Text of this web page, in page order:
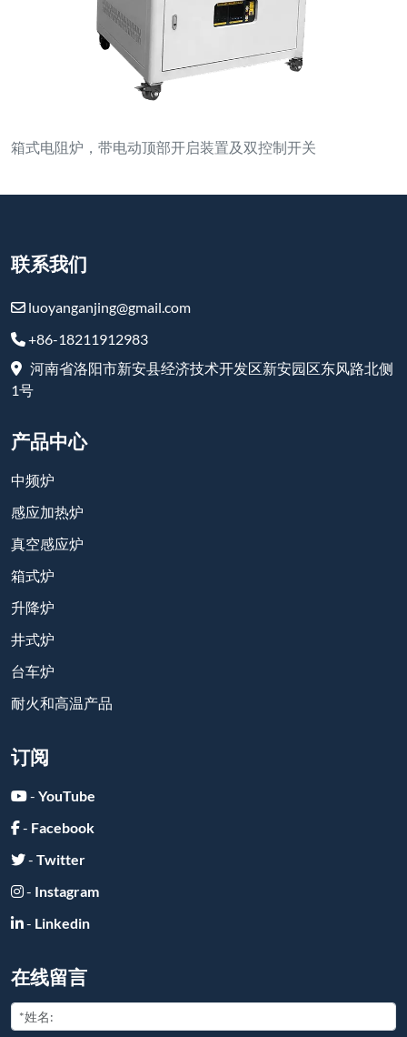
箱式电阻炉，带电动顶部开启装置及双控制开关
联系我们
luoyanganjing@gmail.com
+86-18211912983
河南省洛阳市新安县经济技术开发区新安园区东风路北侧
1号
产品中心
中频炉
感应加热炉
真空感应炉
箱式炉
升降炉
井式炉
台车炉
耐火和高温产品
订阅
- YouTube
- Facebook
- Twitter
- Instagram
- Linkedin
在线留言